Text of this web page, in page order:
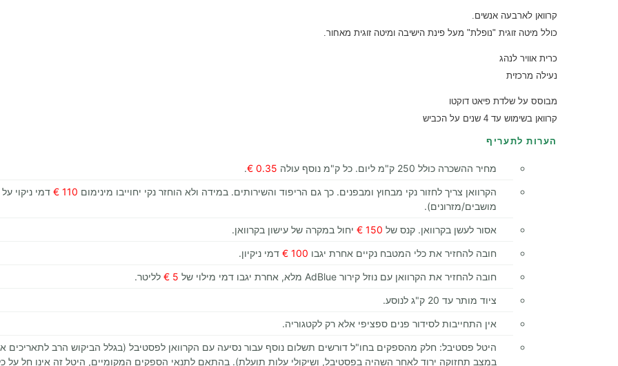
קרוואן לארבעה אנשים.
כולל מיטה זוגית "נופלת" מעל פינת הישיבה ומיטה זוגית מאחור.
כרית אוויר לנהג
נעילה מרכזית
מבוסס על שלדת פיאט דוקטו
קרוואן בשימוש עד 4 שנים על הכביש
הערות לתעריף
מחיר ההשכרה כולל 250 ק"מ ליום. כל ק"מ נוסף עולה 0.35 €
.
הקרוואן צריך לחזור נקי מבחוץ ומבפנים. כך גם הריפוד והשירותים. במידה ולא הוחזר נקי יחוייבו מינימום 110 €
דמי ניקוי
מושבים/מזרונים).
אסור לעשן בקרוואן. קנס של 150 €
יחול במקרה של עישון בקרוואן.
חובה להחזיר את כלי המטבח נקיים אחרת יגבו 100 €
דמי ניקיון.
חובה להחזיר את הקרוואן עם נוזל קירור AdBlue מלא, אחרת יגבו דמי מילוי של
5 €
לליטר.
ציוד מותר עד 20 ק"ג לנוסע.
אין התחייבות לסידור פנים ספציפי אלא רק לקטגוריה.
היטל פסטיבל: חלק מהספקים בחו"ל דורשים תשלום נוסף עבור נסיעה עם הקרוואן לפסטיבל (בגלל הביקוש הרב לתאריכים
במצב תחזוקה ירוד לאחר השהיה בפסטיבל, ושיקולי עלות תועלת). בהתאם לתנאי הספקים המקומיים, היטל זה אינו חל על